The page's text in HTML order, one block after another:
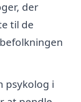
der
til de
psykolog i